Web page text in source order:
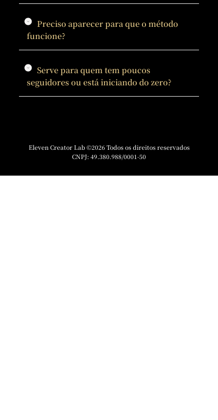
Preciso aparecer para que o método
funcione?
Serve para quem tem poucos
seguidores ou está iniciando do zero?
Eleven Creator Lab ©2026 Todos os direitos reservados
CNPJ: 49.380.988/0001-50